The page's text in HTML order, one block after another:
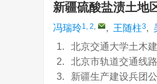
新疆硫酸盐渍土地
冯瑞玲1, 2, , 王随柱3,
1.
北京交通大学土木
2.
北京市轨道交通线
3.
新疆生产建设兵团